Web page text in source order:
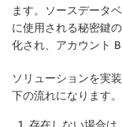
ます。ソースデータ
に使用される秘密鍵
化され、アカウント
ソリューションを実
下の流れになります。
存在しない場合は